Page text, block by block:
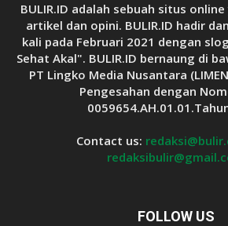
BULIR.ID adalah sebuah situs
artikel dan opini. BULIR.ID hadir
kali pada Februari 2021 dengan
Sehat Akal". BULIR.ID bernaung di
PT Lingko Media Nusantara
Pengesahan dengan
Contact us:
FOLLOW US